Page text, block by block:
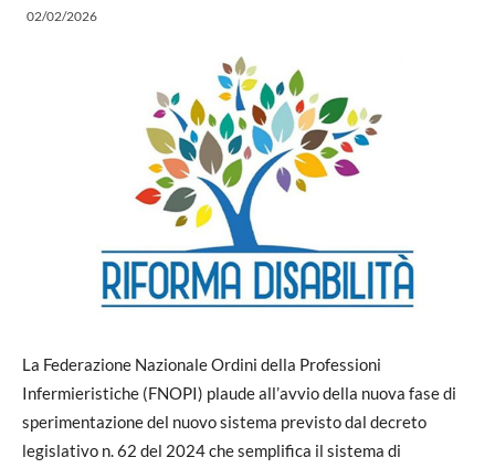
02/02/2026
La Federazione Nazionale Ordini della Professioni
Infermieristiche (FNOPI) plaude all’avvio della nuova fase di
sperimentazione del nuovo sistema previsto dal decreto
legislativo n. 62 del 2024 che semplifica il sistema di